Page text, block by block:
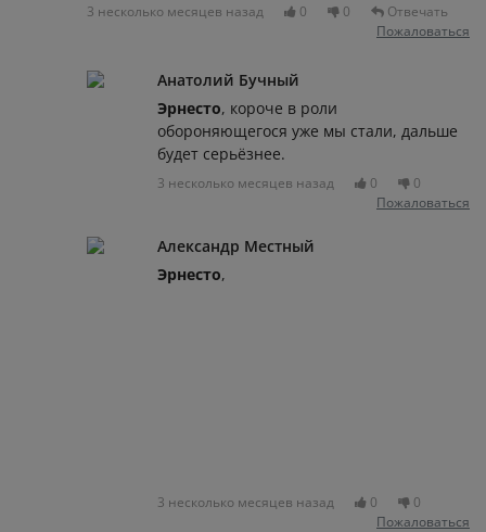
3 несколько месяцев назад 0 0
Отвечать
Пожаловаться
Анатолий Бучный
Эрнесто, короче в роли
обороняющегося уже мы стали, дальше
будет серьёзнее.
3 несколько месяцев назад 0
0
Пожаловаться
Александр Местный
Эрнесто,
3 несколько месяцев назад 0
0
Пожаловаться